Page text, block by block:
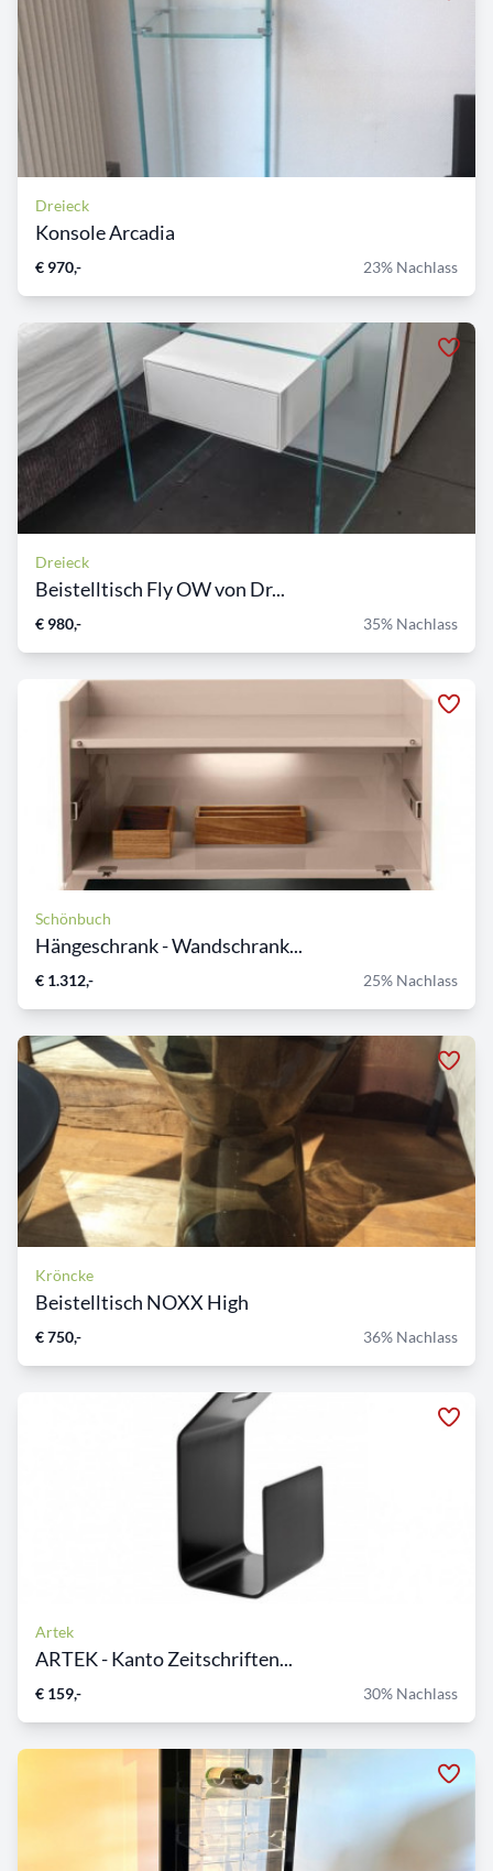
Dreieck
Konsole Arcadia
€ 970,- 23% Nachlass
Dreieck
Beistelltisch Fly OW von Dr...
€ 980,- 35% Nachlass
Schönbuch
Hängeschrank - Wandschrank...
€ 1.312,- 25% Nachlass
Kröncke
Beistelltisch NOXX High
€ 750,- 36% Nachlass
Artek
ARTEK - Kanto Zeitschriften...
€ 159,- 30% Nachlass